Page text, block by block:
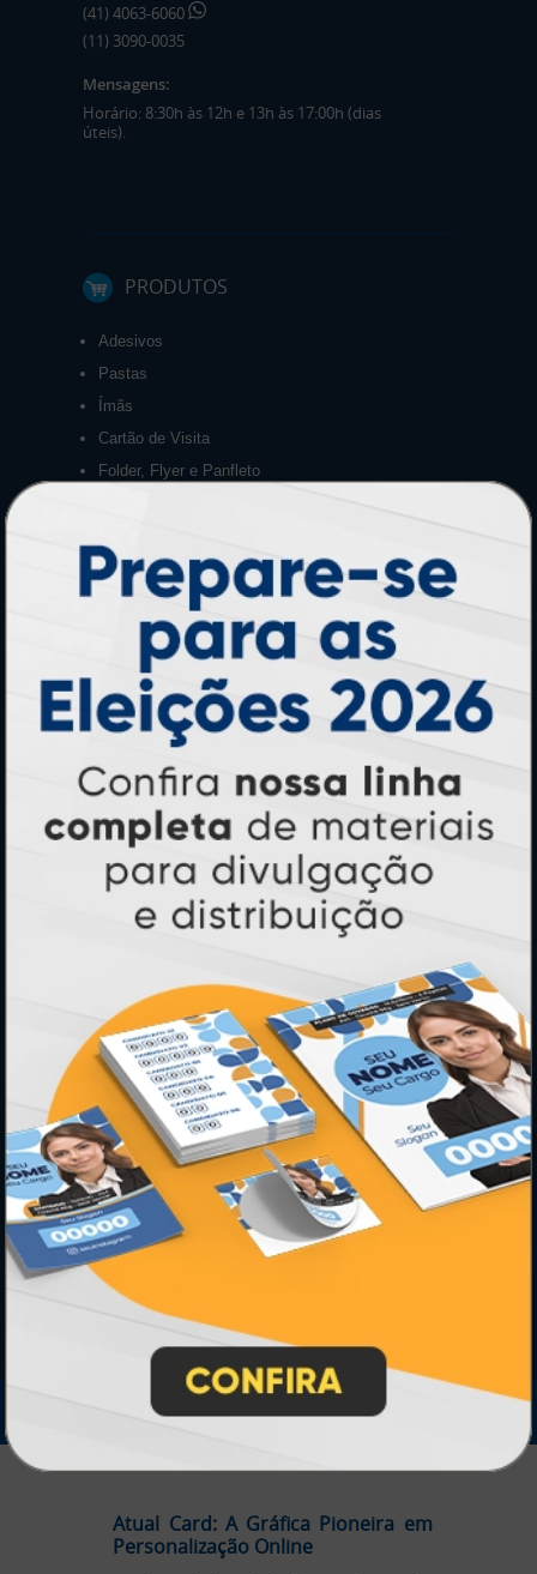
(41) 4063-6060
(11) 3090-0035
Mensagens:
Horário: 8:30h às 12h e 13h às 17:00h (dias
úteis).
PRODUTOS
Adesivos
Pastas
Ímãs
Cartão de Visita
Folder, Flyer e Panfleto
PAGUE COM
* Pagamento com cartão de crédito terá valor adicional.
** Pagamentos a prazo poderão ter acréscimo.
*** Nota fiscal sujeita a emissão de acordo com prestador de
PARTICIPE
SEGURANÇA
IMPRA INDUSTRIA GRAFICA LTDA | CNPJ: 28.045.354/0002-52
Atual Card © 2026. Todos os direitos reservados.
Atual Card: A Gráfica Pioneira em
Personalização Online